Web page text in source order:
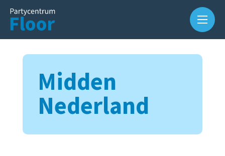
Midden
Nederland